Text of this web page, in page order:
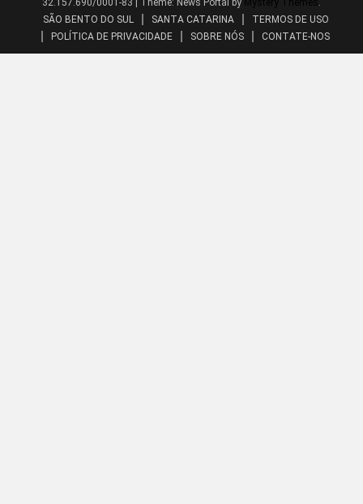
32.157.690/0001-83 | Theme: News Portal by Mystery Themes .
SÃO BENTO DO SUL
SANTA CATARINA
TERMOS DE USO
POLÍTICA DE PRIVACIDADE
SOBRE NÓS CONTATE-NOS